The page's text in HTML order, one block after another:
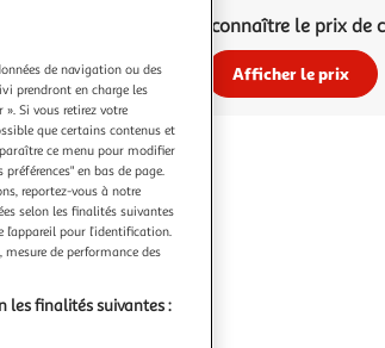
Vous voulez connaître le prix de
Afficher le prix
de navigation ou des
prendront en charge les
Si vous retirez votre
que certains contenus et
ce menu pour modifier
en bas de page.
reportez-vous à notre
selon les finalités suivantes
pour l’identification.
de performance des
les finalités suivantes :